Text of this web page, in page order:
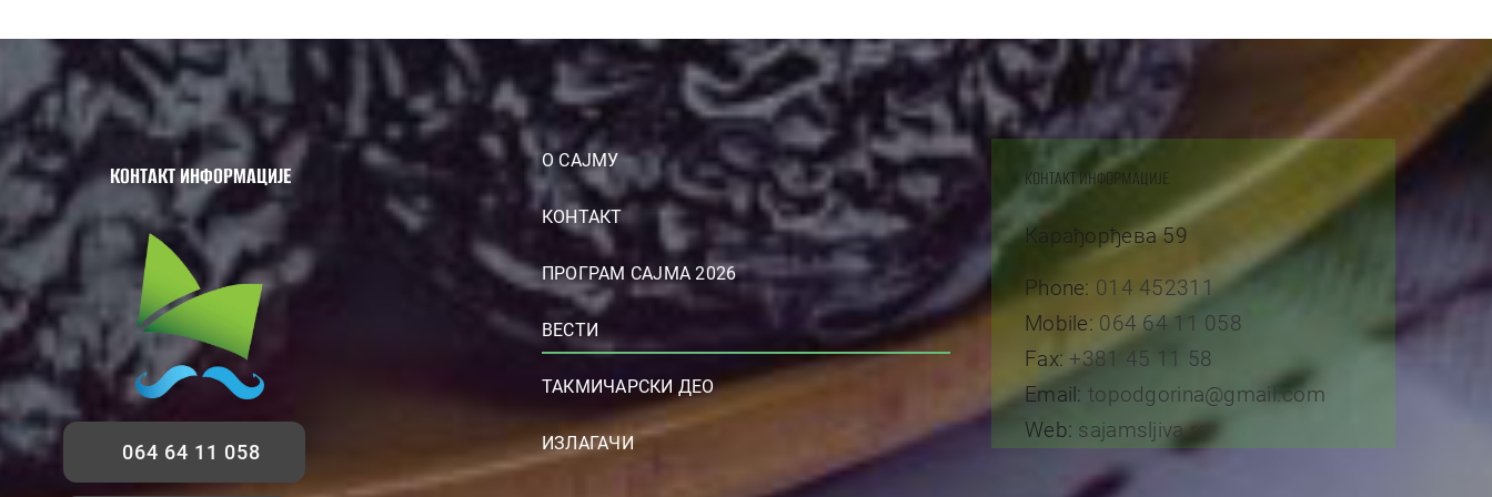
КОНТАКТ ИНФОРМАЦИЈЕ
064 64 11 058
О САЈМУ
КОНТАКТ
ПРОГРАМ САЈМА 2026
ВЕСТИ
ТАКМИЧАРСКИ ДЕО
ИЗЛАГАЧИ
КОНТАКТ ИНФОРМАЦИЈЕ
Карађорђева 59
Phone: 014 452311
Mobile: 064 64 11 058
Fax: +381 45 11 58
Email: topodgorina@gmail.com
Web: sajamsljiva.rs